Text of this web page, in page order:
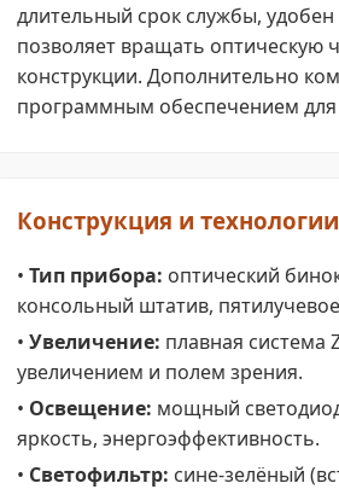
длительный срок службы,
позволяет вращать оптическую
конструкции. Дополнительно
программным обеспечением для
Конструкция и технологии
• Тип прибора: оптический
консольный штатив,
• Увеличение: плавная система
увеличением и полем зрения.
• Освещение: мощный
яркость, энергоэффективность.
• Светофильтр: сине-зелёный